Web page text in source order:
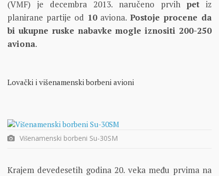
(VMF) je decembra 2013. naručeno prvih pet iz
planirane partije od 10aviona.Postoje procene da
bi ukupne ruske nabavke mogle iznositi 200-250
aviona.
Lovački i višenamenski borbeni avioni
Višenamenski borbeni Su-30SM
Krajem devedesetih godina 20. veka među prvima na